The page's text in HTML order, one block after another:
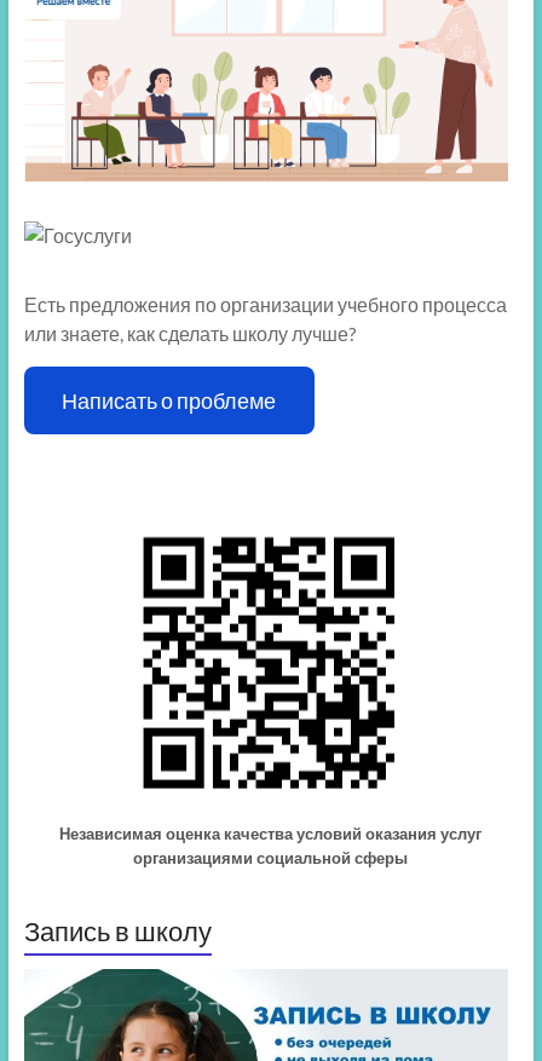
Есть предложения по организации учебного процесса
или знаете, как сделать школу лучше?
Написать о проблеме
Независимая оценка качества условий оказания услуг
организациями социальной сферы
Запись в школу